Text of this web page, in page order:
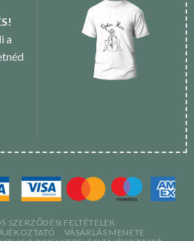
a
SZERZŐDÉSI FELTÉTELEK
VÁSÁRLÁS MENETE